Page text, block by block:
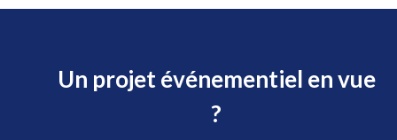
Un projet événementiel en vue
?